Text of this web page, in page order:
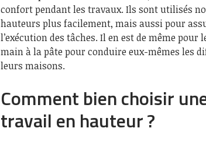
confort pendant les travaux. Ils sont utilisés
hauteurs plus facilement, mais aussi pour
l’exécution des tâches. Il en est de même
main à la pâte pour conduire eux-mêmes les
leurs maisons.
Comment bien choisir
travail en hauteur ?